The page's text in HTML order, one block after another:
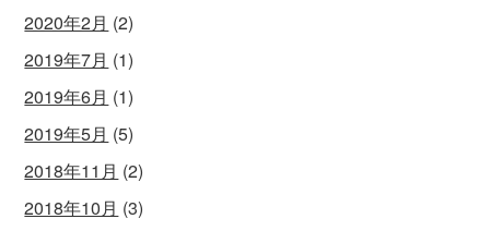
2020年2月 (2)
2019年7月 (1)
2019年6月 (1)
2019年5月 (5)
2018年11月 (2)
2018年10月 (3)